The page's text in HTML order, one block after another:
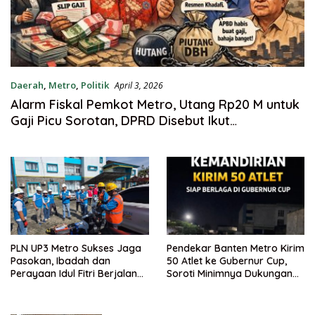
Daerah, Metro, Politik April 3, 2026
Alarm Fiskal Pemkot Metro, Utang Rp20 M untuk
Gaji Picu Sorotan, DPRD Disebut Ikut
PLN UP3 Metro Sukses Jaga
Pasokan, Ibadah dan
Perayaan Idul Fitri Berjalan
Pendekar Banten Metro Kirim
50 Atlet ke Gubernur Cup,
Soroti Minimnya Dukungan